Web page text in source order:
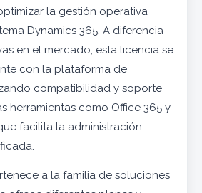
la gestión operativa
Dynamics 365. A diferencia
en el mercado, esta licencia se
con la plataforma de
compatibilidad y soporte
herramientas como Office 365 y
facilita la administración
a la familia de soluciones